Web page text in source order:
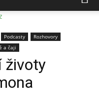
Podcasty
Rozhovory
a čaji
životy